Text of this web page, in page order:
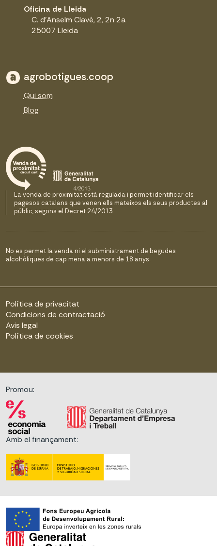
Oficina de Lleida
C. d'Anselm Clavé, 2, 2n 2a
25007 Lleida
agrobotigues.coop
Qui som
Blog
La venda de proximitat està regulada i permet identificar els
pagesos catalans que venen ells mateixos els seus productes al
públic, segons el Decret 24/2013
No es permet la venda ni el subministrament de begudes
alcohòliques de cap mena a menors de 18 anys.
Política de privacitat
Condicions de contractació
Avis legal
Política de cookies
Promou:
Amb el finançament: